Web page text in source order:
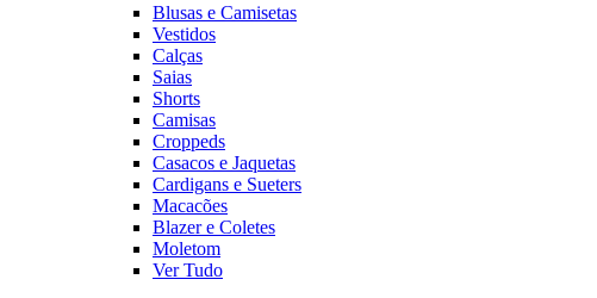
Blusas e Camisetas
Vestidos
Calças
Saias
Shorts
Camisas
Croppeds
Casacos e Jaquetas
Cardigans e Sueters
Macacões
Blazer e Coletes
Moletom
Ver Tudo